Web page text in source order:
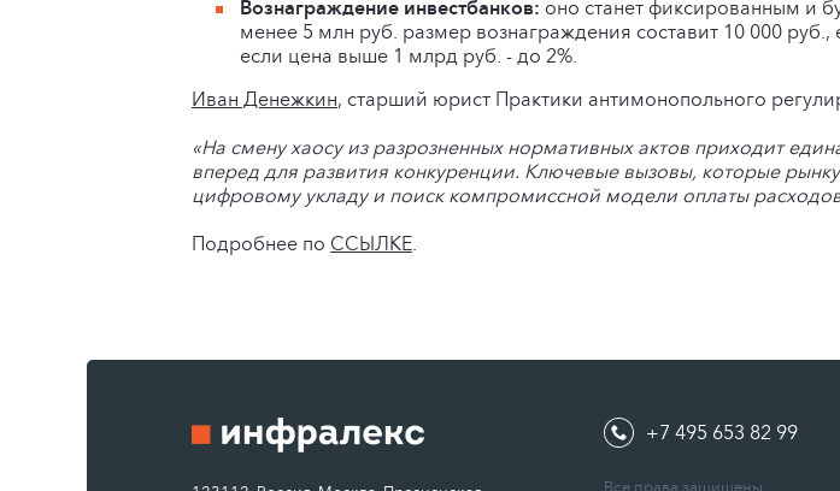
Вознаграждение инвестбанков: оно станет фиксированным и
менее 5 млн руб. размер вознаграждения составит 10 000
если цена выше 1 млрд руб. - до 2%.
Иван Денежкин, старший юрист Практики антимонопольного
«На смену хаосу из разрозненных нормативных актов приходит
вперед для развития конкуренции. Ключевые вызовы, которые
цифровому укладу и поиск компромиссной модели оплаты
Подробнее по ССЫЛКЕ.
+7 495 653 82 99
Все права защищены.